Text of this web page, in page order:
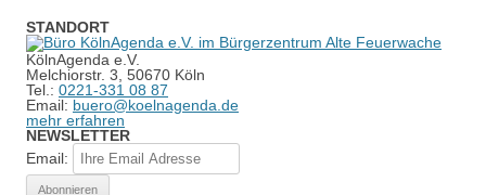
STANDORT
KölnAgenda e.V.
Melchiorstr. 3, 50670 Köln
Tel.: 0221-331 08 87
Email: buero@koelnagenda.de
mehr erfahren
NEWSLETTER
Email: